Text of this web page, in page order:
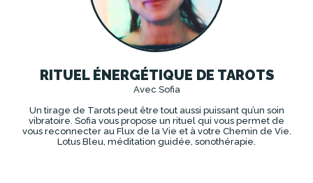
RITUEL ÉNERGÉTIQUE DE TAROTS
Avec Sofia
Un tirage de Tarots peut être tout aussi puissant qu’un soin
vibratoire. Sofia vous propose un rituel qui vous permet de
vous reconnecter au Flux de la Vie et à votre Chemin de Vie.
Lotus Bleu, méditation guidée, sonothérapie.